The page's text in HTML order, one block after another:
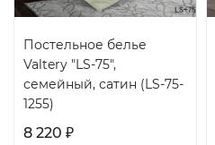
Постельное белье
Valtery "LS-75",
семейный, сатин (LS-75-
1255)
8 220 ₽